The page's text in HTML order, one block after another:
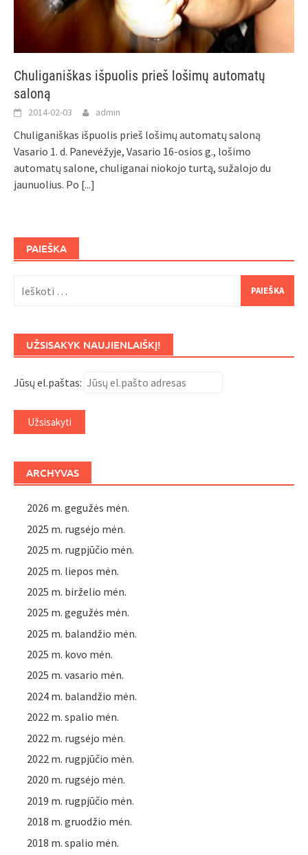
Chuliganiškas išpuolis prieš lošimų automatų
saloną
2014-02-03 admin
Chuliganiškas išpuolis prieš lošimų automatų saloną
Vasario 1. d. Panevėžyje, Vasario 16-osios g., lošimo
automatų salone, chuliganai niokojo turtą, sužalojo du
jaunuolius. Po [...]
PAIEŠKA
UŽSISAKYK NAUJIENLAIŠKĮ!
Jūsų el.paštas:
ARCHYVAS
2026 m. gegužės mėn.
2025 m. rugsėjo mėn.
2025 m. rugpjūčio mėn.
2025 m. liepos mėn.
2025 m. birželio mėn.
2025 m. gegužės mėn.
2025 m. balandžio mėn.
2025 m. kovo mėn.
2025 m. vasario mėn.
2024 m. balandžio mėn.
2022 m. spalio mėn.
2022 m. rugsėjo mėn.
2022 m. rugpjūčio mėn.
2020 m. rugsėjo mėn.
2019 m. rugpjūčio mėn.
2018 m. gruodžio mėn.
2018 m. spalio mėn.